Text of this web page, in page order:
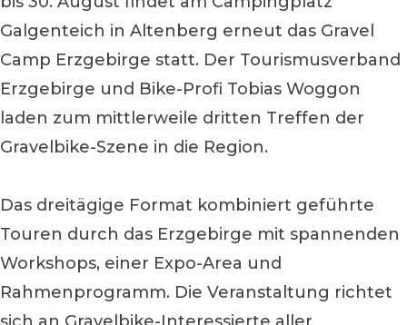
Galgenteich in Altenberg erneut das Gravel
Camp Erzgebirge statt. Der Tourismusverband
Erzgebirge und Bike-Profi Tobias Woggon
laden zum mittlerweile dritten Treffen der
Gravelbike-Szene in die Region.
Das dreitägige Format kombiniert geführte
Touren durch das Erzgebirge mit spannenden
Workshops, einer Expo-Area und
Rahmenprogramm. Die Veranstaltung richtet